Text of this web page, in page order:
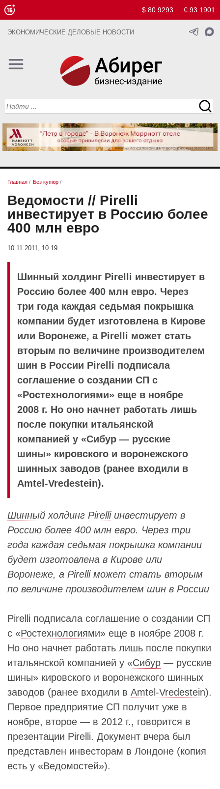
$ 80.9293 € 93.1901
ЭКОНОМИЧЕСКИЕ ДЕЛОВЫЕ НОВОСТИ
Главная / Без купюр /
Ведомости // Pirelli
инвестирует в Россию более
400 млн евро
10.11.2011, 10:19
Шинный холдинг Pirelli инвестирует в
Россию более 400 млн евро. Через
три года каждая седьмая покрышка
компании будет изготовлена в Кирове
или Воронеже, а Pirelli может стать
вторым по величине производителем
шин в России Pirelli подписала
соглашение о создании СП с
«Ростехнологиями» еще в ноябре
2008 г. Но оно начнет работать лишь
после покупки итальянской
компанией у «Сибур — русские
шины» кировского и воронежского
шинных заводов (ранее входили в
Amtel-Vredestein).
Шинный холдинг Pirelliинвестирует в
Россию более 400 млн евро. Через три
года каждая седьмая покрышка компании
будет изготовлена в Кирове или
Воронеже, а Pirelli может стать вторым
по величине производителем шин в России
Pirelli подписала соглашение о создании СП
с «Ростехнологиями» еще в ноябре 2008 г.
Но оно начнет работать лишь после покупки
итальянской компанией у «Сибур — русские
шины» кировского и воронежского шинных
заводов (ранее входили в Amtel-Vredestein).
Первое предприятие СП получит уже в
ноябре, второе — в 2012 г., говорится в
презентации Pirelli. Документ вчера был
представлен инвесторам в Лондоне (копия
есть у «Ведомостей»).